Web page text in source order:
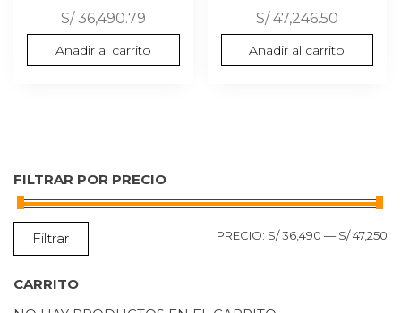
S/36,490.79
Añadir al carrito
S/47,246.50
Añadir al carrito
FILTRAR POR PRECIO
Filtrar PRECIO: S/ 36,490 — S/ 47,250
CARRITO